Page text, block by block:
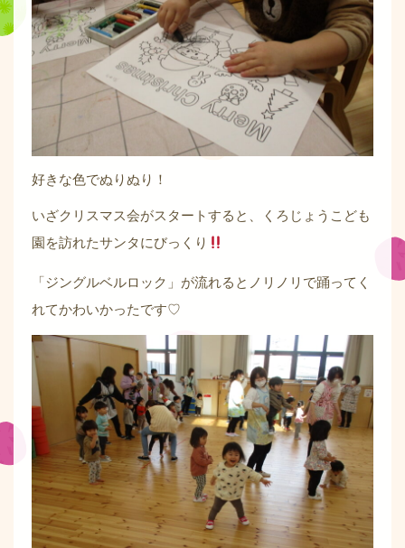
好きな色でぬりぬり！
いざクリスマス会がスタートすると、くろじょうこども
園を訪れたサンタにびっくり
「ジングルベルロック」が流れるとノリノリで踊ってく
れてかわいかったです♡